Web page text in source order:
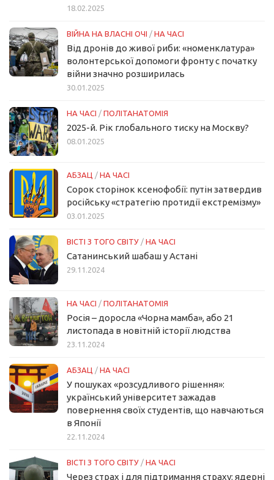
18.02.2025
ВІЙНА НА ВЛАСНІ ОЧІ / НА ЧАСІ
Від дронів до живої риби: «номенклатура»
волонтерської допомоги фронту с початку
війни значно розширилась
30.01.2025
НА ЧАСІ / ПОЛІТАНАТОМІЯ
2025-й. Рік глобального тиску на Москву?
08.01.2025
АБЗАЦ / НА ЧАСІ
Сорок сторінок ксенофобії: путін затвердив
російську «стратегію протидії екстремізму»
03.01.2025
ВІСТІ З ТОГО СВІТУ / НА ЧАСІ
Сатанинський шабаш у Астані
29.11.2024
НА ЧАСІ / ПОЛІТАНАТОМІЯ
Росія – доросла «Чорна мамба», або 21
листопада в новітній історії людства
23.11.2024
АБЗАЦ / НА ЧАСІ
У пошуках «розсудливого рішення»:
український університет зажадав
повернення своїх студентів, що навчаються
в Японії
22.11.2024
ВІСТІ З ТОГО СВІТУ / НА ЧАСІ
Через страх і для підтримання страху: ядерні